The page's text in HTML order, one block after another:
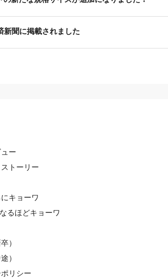
新聞に掲載されました
ー
トーリー
キョーワ
るほどキョーワ
）
）
リシー